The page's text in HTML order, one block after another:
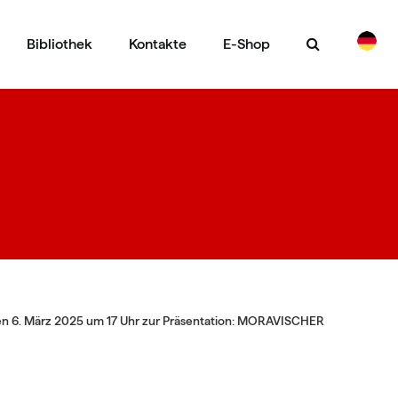
EN
Bibliothek Kontakte E-Shop
März 2025 um 17 Uhr zur Präsentation: MORAVISCHER